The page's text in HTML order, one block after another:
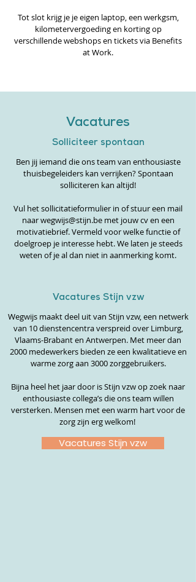
Tot slot krijg je je eigen laptop, een werkgsm,
kilometervergoeding en korting op
verschillende webshops en tickets via Benefits
at Work.
Vacatures
Solliciteer spontaan
Ben jij iemand die ons team van enthousiaste
thuisbegeleiders kan verrijken? Spontaan
solliciteren kan altijd!
Vul hetsollicitatieformulier in of stuur een mail
naarwegwijs@stijn.bemet jouw cv en een
motivatiebrief. Vermeld voor welke functie of
doelgroep je interesse hebt. We laten je steeds
weten of je al dan niet in aanmerking komt.
Vacatures Stijn vzw
Wegwijs maakt deel uit van Stijn vzw, een netwerk
van 10 dienstencentra verspreid over Limburg,
Vlaams-Brabant en Antwerpen. Met meer dan
2000 medewerkers bieden ze een kwalitatieve en
warme zorg aan 3000 zorggebruikers.
Bijna heel het jaar door is Stijn vzw op zoek naar
enthousiaste collega’s die ons team willen
versterken. Mensen met een warm hart voor de
zorg zijn erg welkom!
Vacatures Stijn vzw